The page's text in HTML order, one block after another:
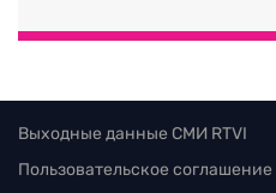
Выходные данные СМИ RTVI
Пользовательское соглашение